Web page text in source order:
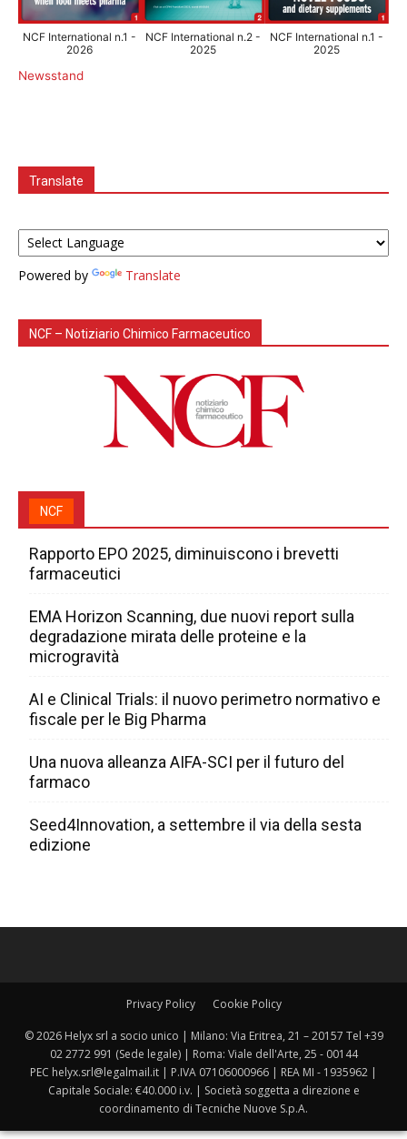
NCF International n.1 -
2026
NCF International n.2 -
2025
NCF International n.1 -
2025
Newsstand
Translate
Powered by Translate
NCF – Notiziario Chimico Farmaceutico
NCF
Rapporto EPO 2025, diminuiscono i brevetti
farmaceutici
EMA Horizon Scanning, due nuovi report sulla
degradazione mirata delle proteine e la
microgravità
AI e Clinical Trials: il nuovo perimetro normativo e
fiscale per le Big Pharma
Una nuova alleanza AIFA-SCI per il futuro del
farmaco
Seed4Innovation, a settembre il via della sesta
edizione
Privacy Policy Cookie Policy
© 2026 Helyx srl a socio unico | Milano: Via Eritrea, 21 – 20157 Tel +39
02 2772 991 (Sede legale) | Roma: Viale dell'Arte, 25 - 00144
PEC helyx.srl@legalmail.it | P.IVA 07106000966 | REA MI - 1935962 |
Capitale Sociale: €40.000 i.v. | Società soggetta a direzione e
coordinamento di Tecniche Nuove S.p.A.